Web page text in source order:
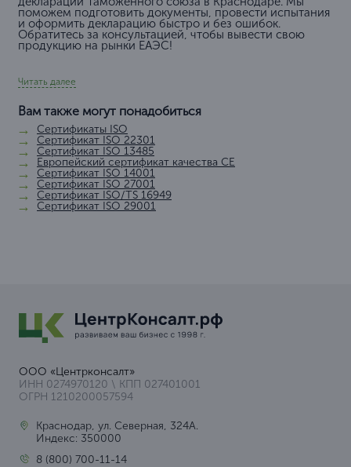
поможем подготовить документы, провести испытания
и оформить декларацию быстро и без ошибок.
Обратитесь за консультацией, чтобы вывести свою
продукцию на рынки ЕАЭС!
Читать далее
Вам также могут понадобиться
Сертификаты ISO
Сертификат ISO 22301
Сертификат ISO 13485
Европейский сертификат качества СЕ
Сертификат ISO 14001
Сертификат ISO 27001
Сертификат ISO/TS 16949
Сертификат ISO 29001
ООО «Центрконсалт»
ИНН 0274970120 \ КПП 027401001
ОГРН 1210200057594
Краснодар, ул. Северная, 324А.
Индекс: 350000
8 (800) 700-11-14